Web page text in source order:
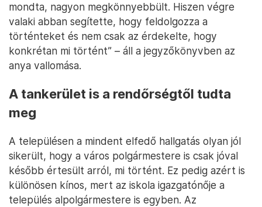
mondta, nagyon megkönnyebbült. Hiszen végre
valaki abban segítette, hogy feldolgozza a
történteket és nem csak az érdekelte, hogy
konkrétan mi történt” – áll a jegyzőkönyvben az
anya vallomása.
A tankerület is a rendőrségtől tudta
meg
A településen a mindent elfedő hallgatás olyan jól
sikerült, hogy a város polgármestere is csak jóval
később értesült arról, mi történt. Ez pedig azért is
különösen kínos, mert az iskola igazgatónője a
település alpolgármestere is egyben. Az